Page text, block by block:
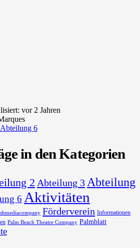
vor 2 Jahren
Abteilung 6
in den Kategorien
2 Abteilung 3 Abteilung
6 Aktivitäten
Förderverein Informationen
Palm Beach Theatre Company Palmblatt